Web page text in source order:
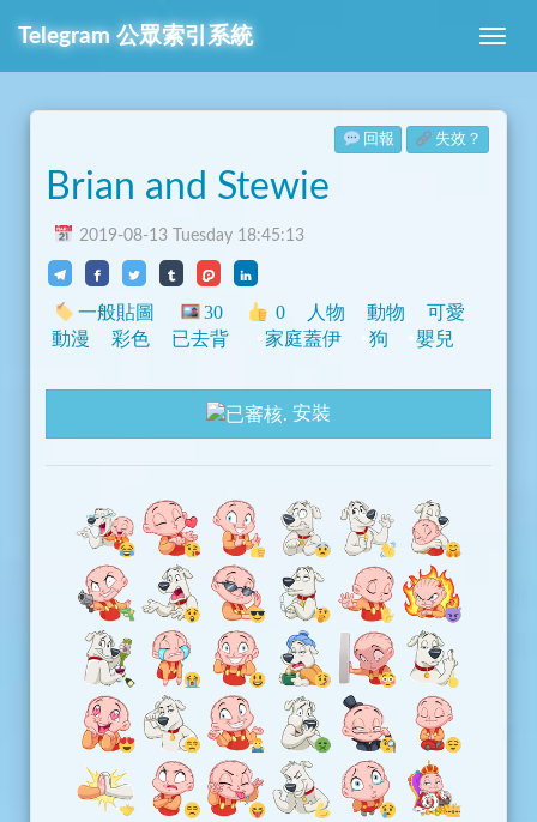
Telegram 公眾索引系統
回報 失效？
Brian and Stewie
2019-08-13 Tuesday 18:45:13
一般貼圖 30 0 人物 動物
可愛
動漫
彩色 已去背 家庭蓋伊 狗 嬰兒
安裝